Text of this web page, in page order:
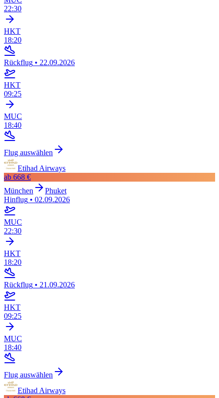
22:30
HKT
18:20
Rückflug • 22.09.2026
HKT
09:25
MUC
18:40
Flug auswählen
Etihad Airways
ab 668 €
München
Phuket
Hinflug • 02.09.2026
MUC
22:30
HKT
18:20
Rückflug • 21.09.2026
HKT
09:25
MUC
18:40
Flug auswählen
Etihad Airways